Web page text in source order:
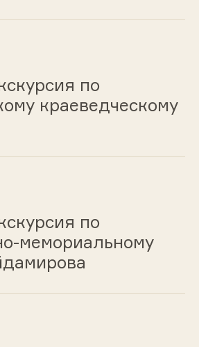
по
краеведческому
по
мемориальному